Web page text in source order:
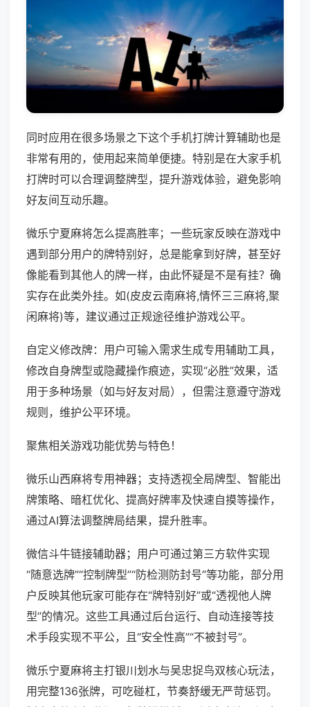
同时应用在很多场景之下这个手机打牌计算辅助也是
非常有用的，使用起来简单便捷。特别是在大家手机
打牌时可以合理调整牌型，提升游戏体验，避免影响
好友间互动乐趣。
微乐宁夏麻将怎么提高胜率；一些玩家反映在游戏中
遇到部分用户的牌特别好，总是能拿到好牌，甚至好
像能看到其他人的牌一样，由此怀疑是不是有挂？确
实存在此类外挂。如(皮皮云南麻将,情怀三三麻将,聚
闲麻将)等，建议通过正规途径维护游戏公平。
自定义修改牌：用户可输入需求生成专用辅助工具，
修改自身牌型或隐藏操作痕迹，实现“必胜”效果，适
用于多种场景（如与好友对局），但需注意遵守游戏
规则，维护公平环境。
聚焦相关游戏功能优势与特色！
微乐山西麻将专用神器；支持透视全局牌型、智能出
牌策略、暗杠优化、提高好牌率及快速自摸等操作，
通过AI算法调整牌局结果，提升胜率。
微信斗牛链接辅助器；用户可通过第三方软件实现
“随意选牌”“控制牌型”“防检测防封号”等功能，部分用
户反映其他玩家可能存在“牌特别好”或“透视他人牌
型”的情况。这些工具通过后台运行、自动连接等技
术手段实现不平公，且“安全性高”“不被封号”。
微乐宁夏麻将主打银川划水与吴忠捉鸟双核心玩法，
用完整136张牌，可吃碰杠，节奏舒缓无严苛惩罚。